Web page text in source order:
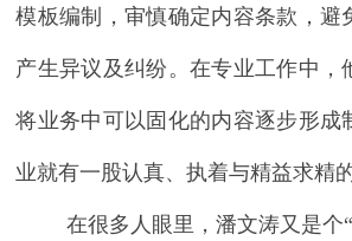
模板编制，审慎确定内容条款，避
产生异议及纠纷。在专业工作中，
将业务中可以固化的内容逐步形成
业就有一股认真、执着与精益求精
在很多人眼里，潘文涛又是个